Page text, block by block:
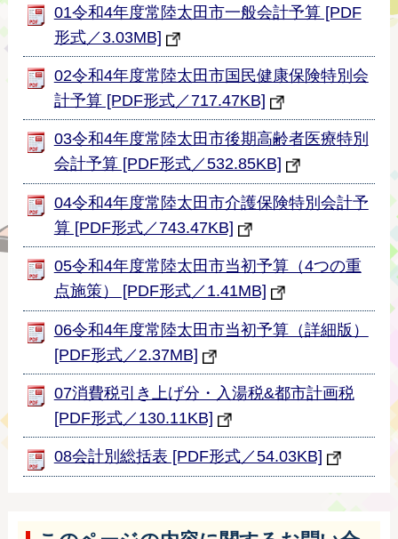
01令和4年度常陸太田市一般会計予算 [PDF
形式／3.03MB]
02令和4年度常陸太田市国民健康保険特別会
計予算 [PDF形式／717.47KB]
03令和4年度常陸太田市後期高齢者医療特別
会計予算 [PDF形式／532.85KB]
04令和4年度常陸太田市介護保険特別会計予
算 [PDF形式／743.47KB]
05令和4年度常陸太田市当初予算（4つの重
点施策） [PDF形式／1.41MB]
06令和4年度常陸太田市当初予算（詳細版）
[PDF形式／2.37MB]
07消費税引き上げ分・入湯税&都市計画税
[PDF形式／130.11KB]
08会計別総括表 [PDF形式／54.03KB]